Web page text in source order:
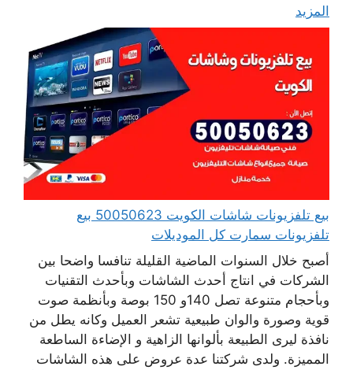
المزيد
بيع تلفزيونات شاشات الكويت 50050623 بيع
تلفزيونات سمارت كل الموديلات
أصبح خلال السنوات الماضية القليلة تنافسا واضحا بين
الشركات في انتاج أحدث الشاشات وبأحدث التقنيات
وبأحجام متنوعة تصل 140و 150 بوصة وبأنظمة صوت
قوية وصورة والوان طبيعية تشعر العميل وكانه يطل من
نافذة ليرى الطبيعة بألوانها الزاهية و الإضاءة الساطعة
المميزة. ولدى شركتنا عدة عروض على هذه الشاشات